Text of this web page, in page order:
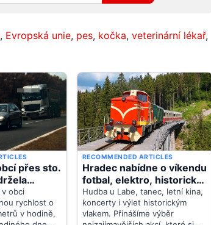
, Evropská unie, pes, kočka, veterinární lékař,